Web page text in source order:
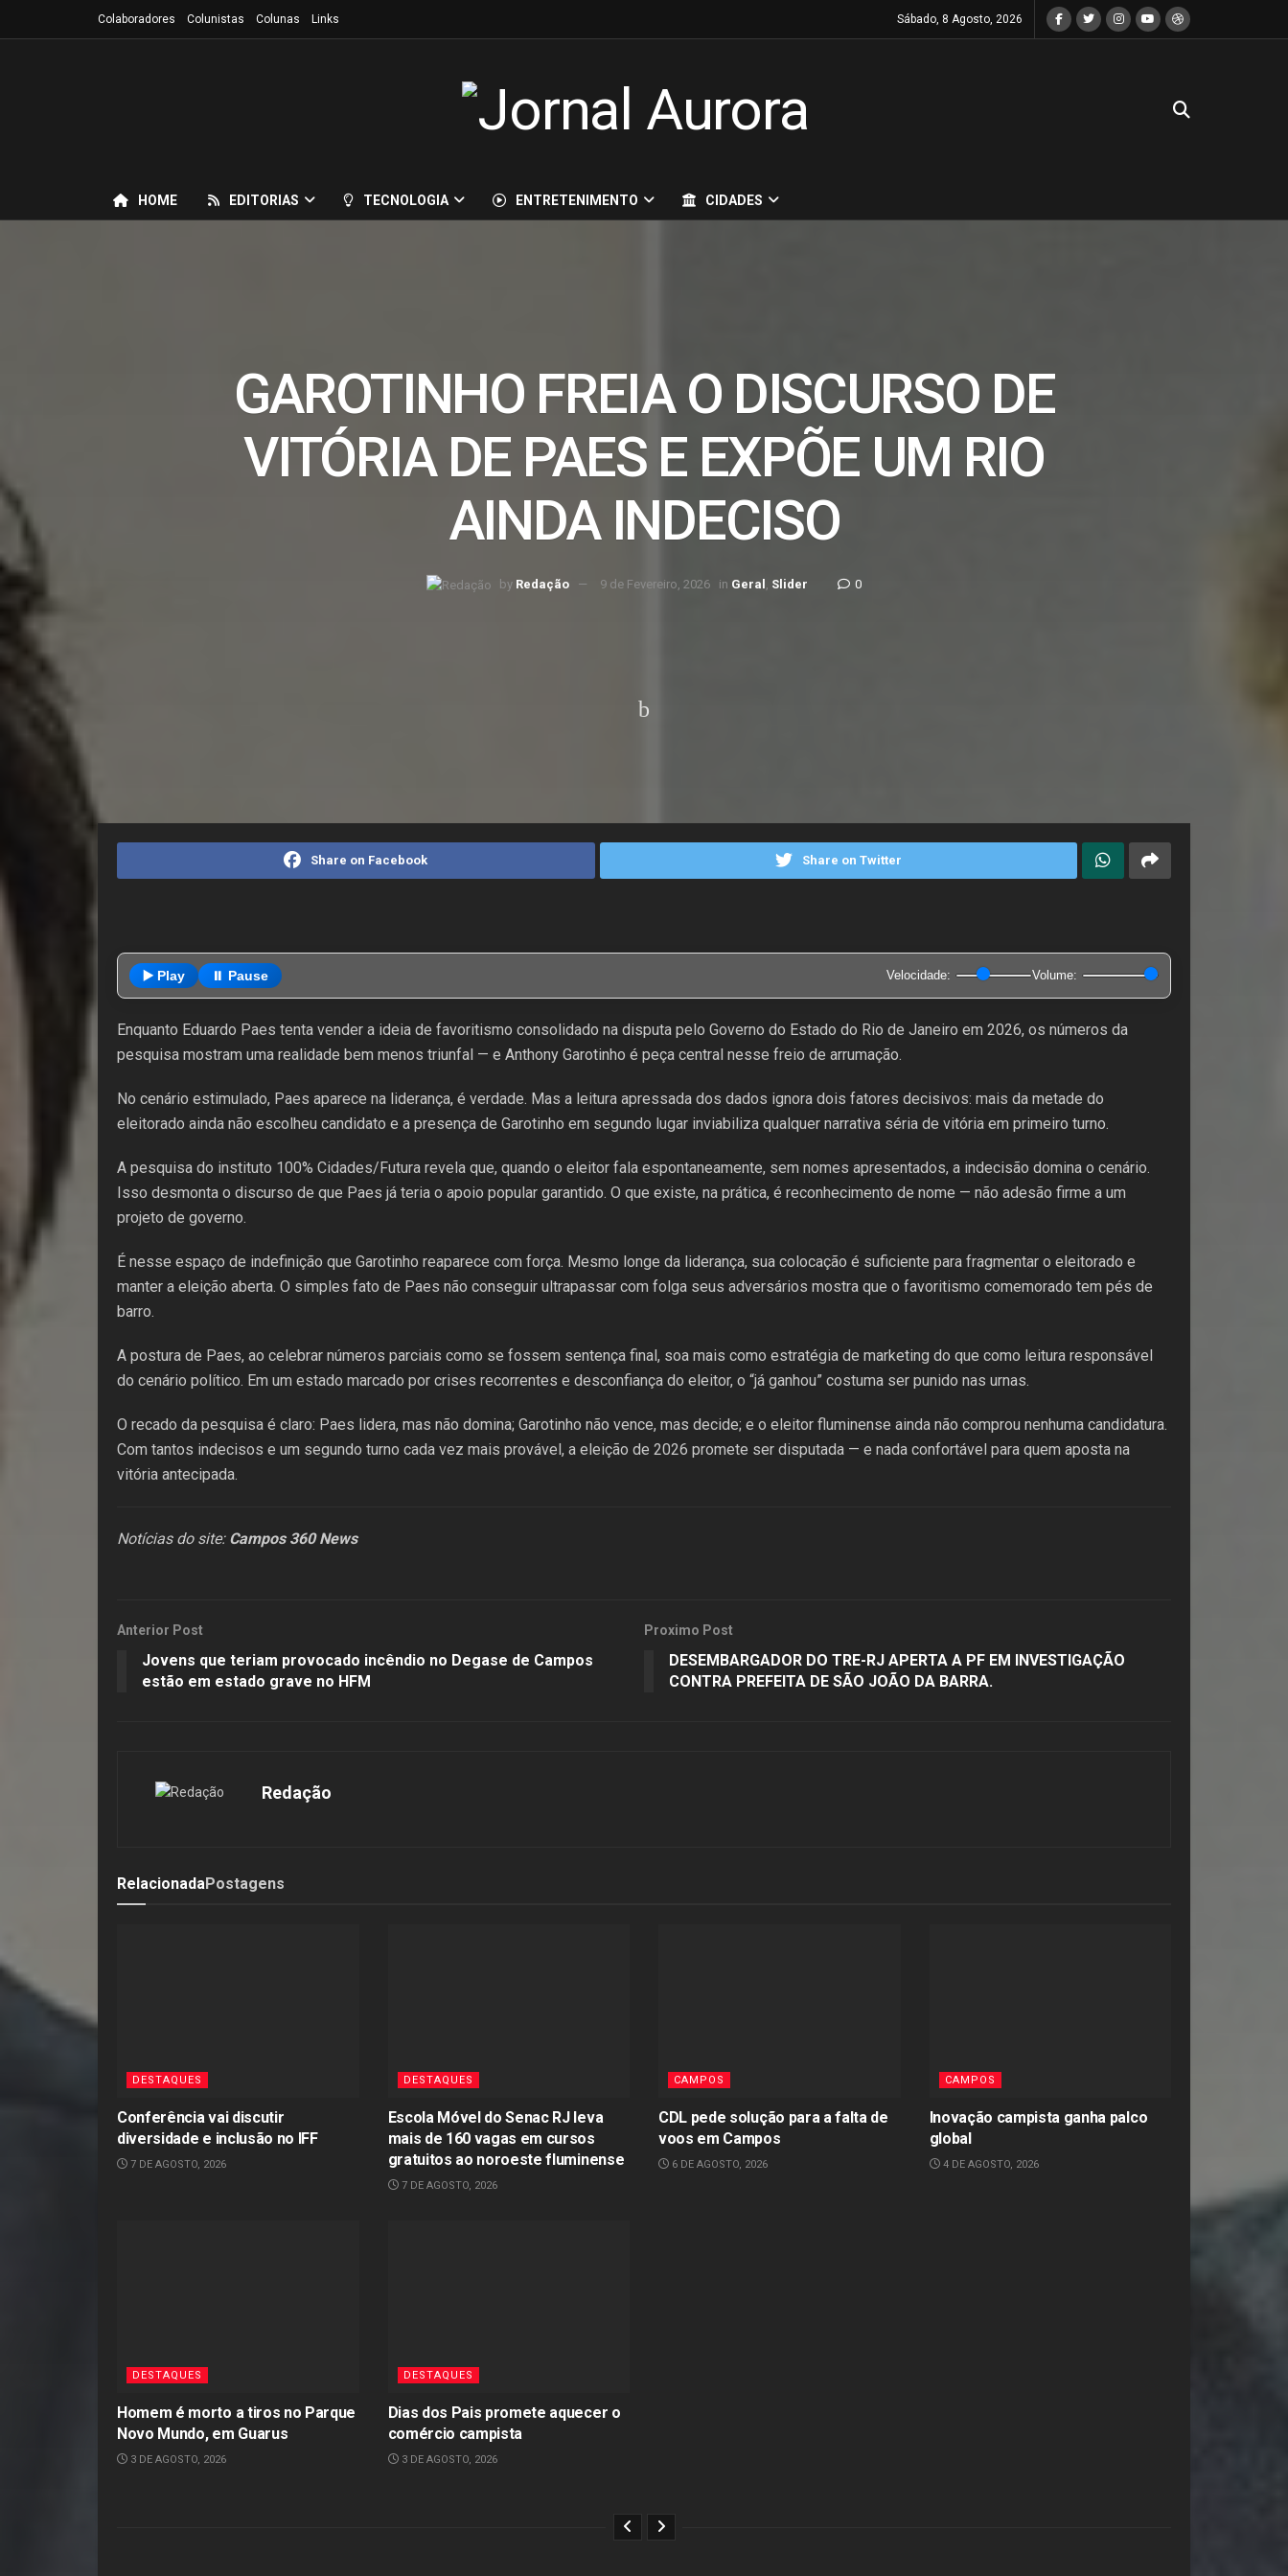
Colaboradores Colunistas Colunas Links Sábado, 8 Agosto, 2026
HOME EDITORIAS TECNOLOGIA ENTRETENIMENTO CIDADES
GAROTINHO FREIA O DISCURSO DE
VITÓRIA DE PAES E EXPÕE UM RIO
AINDA INDECISO
by Redação 9 de Fevereiro, 2026 in Geral , Slider 0
Share on Facebook Share on Twitter
▶️ Play ⏸️ Pause Velocidade: Volume:
Enquanto Eduardo Paes tenta vender a ideia de favoritismo consolidado na disputa pelo Governo do Estado do Rio de Janeiro em 2026, os números da
pesquisa mostram uma realidade bem menos triunfal — e Anthony Garotinho é peça central nesse freio de arrumação.
No cenário estimulado, Paes aparece na liderança, é verdade. Mas a leitura apressada dos dados ignora dois fatores decisivos: mais da metade do
eleitorado ainda não escolheu candidato e a presença de Garotinho em segundo lugar inviabiliza qualquer narrativa séria de vitória em primeiro turno.
A pesquisa do instituto 100% Cidades/Futura revela que, quando o eleitor fala espontaneamente, sem nomes apresentados, a indecisão domina o cenário.
Isso desmonta o discurso de que Paes já teria o apoio popular garantido. O que existe, na prática, é reconhecimento de nome — não adesão firme a um
projeto de governo.
É nesse espaço de indefinição que Garotinho reaparece com força. Mesmo longe da liderança, sua colocação é suficiente para fragmentar o eleitorado e
manter a eleição aberta. O simples fato de Paes não conseguir ultrapassar com folga seus adversários mostra que o favoritismo comemorado tem pés de
barro.
A postura de Paes, ao celebrar números parciais como se fossem sentença final, soa mais como estratégia de marketing do que como leitura responsável
do cenário político. Em um estado marcado por crises recorrentes e desconfiança do eleitor, o “já ganhou” costuma ser punido nas urnas.
O recado da pesquisa é claro: Paes lidera, mas não domina; Garotinho não vence, mas decide; e o eleitor fluminense ainda não comprou nenhuma candidatura.
Com tantos indecisos e um segundo turno cada vez mais provável, a eleição de 2026 promete ser disputada — e nada confortável para quem aposta na
vitória antecipada.
Notícias do site: Campos 360 News
Anterior Post
Jovens que teriam provocado incêndio no Degase de Campos
estão em estado grave no HFM
Proximo Post
DESEMBARGADOR DO TRE-RJ APERTA A PF EM INVESTIGAÇÃO
CONTRA PREFEITA DE SÃO JOÃO DA BARRA.
Redação
RelacionadaPostagens
DESTAQUES
Conferência vai discutir
diversidade e inclusão no IFF
7 DE AGOSTO, 2026
DESTAQUES
Escola Móvel do Senac RJ leva
mais de 160 vagas em cursos
gratuitos ao noroeste fluminense
7 DE AGOSTO, 2026
CAMPOS
CDL pede solução para a falta de
voos em Campos
6 DE AGOSTO, 2026
CAMPOS
Inovação campista ganha palco
global
4 DE AGOSTO, 2026
DESTAQUES
Homem é morto a tiros no Parque
Novo Mundo, em Guarus
3 DE AGOSTO, 2026
DESTAQUES
Dias dos Pais promete aquecer o
comércio campista
3 DE AGOSTO, 2026